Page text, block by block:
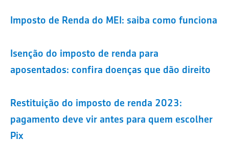
Imposto de Renda do MEI: saiba como funciona
Isenção do imposto de renda para
aposentados: confira doenças que dão direito
Restituição do imposto de renda 2023:
pagamento deve vir antes para quem escolher
Pix